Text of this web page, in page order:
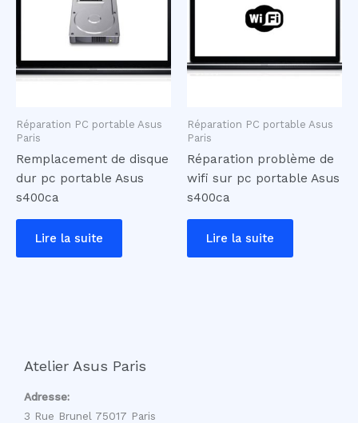
Réparation PC portable Asus
Paris
Remplacement de disque
dur pc portable Asus
s400ca
Lire la suite
Réparation PC portable Asus
Paris
Réparation problème de
wifi sur pc portable Asus
s400ca
Lire la suite
Atelier Asus Paris
Adresse:
3 Rue Brunel 75017 Paris